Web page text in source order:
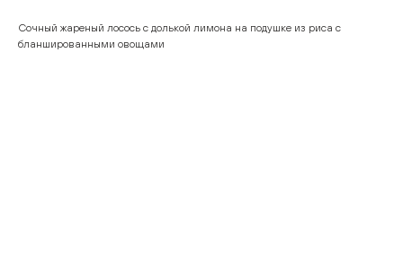
Сочный жареный лосось с долькой лимона на подушке из риса с
бланшированными овощами